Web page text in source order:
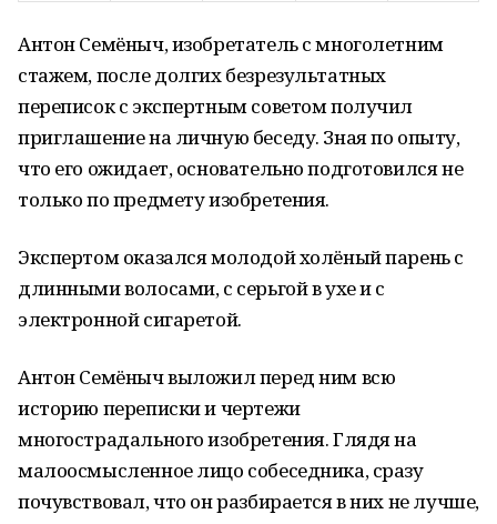
Антон Семёныч, изобретатель с многолетним
стажем, после долгих безрезультатных
переписок с экспертным советом получил
приглашение на личную беседу. Зная по опыту,
что его ожидает, основательно подготовился не
только по предмету изобретения.
Экспертом оказался молодой холёный парень с
длинными волосами, с серьгой в ухе и с
электронной сигаретой.
Антон Семёныч выложил перед ним всю
историю переписки и чертежи
многострадального изобретения. Глядя на
малоосмысленное лицо собеседника, сразу
почувствовал, что он разбирается в них не лучше,